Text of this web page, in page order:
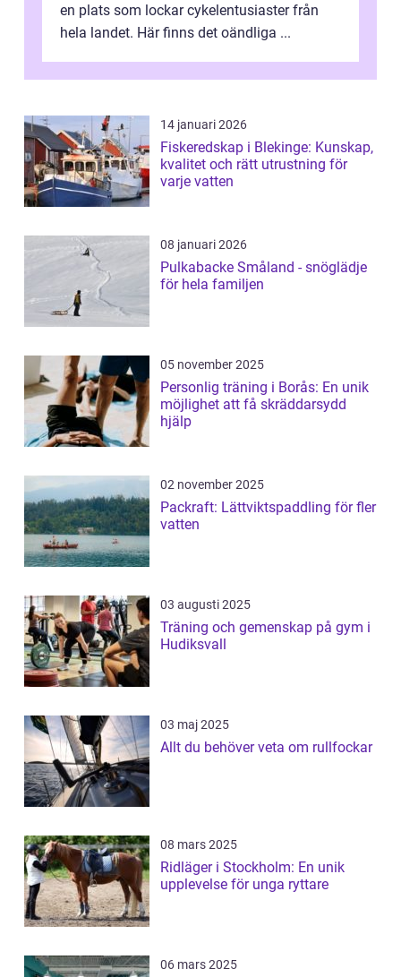
en plats som lockar cykelentusiaster från
hela landet. Här finns det oändliga ...
14 januari 2026
Fiskeredskap i Blekinge: Kunskap,
kvalitet och rätt utrustning för
varje vatten
08 januari 2026
Pulkabacke Småland - snöglädje
för hela familjen
05 november 2025
Personlig träning i Borås: En unik
möjlighet att få skräddarsydd
hjälp
02 november 2025
Packraft: Lättviktspaddling för fler
vatten
03 augusti 2025
Träning och gemenskap på gym i
Hudiksvall
03 maj 2025
Allt du behöver veta om rullfockar
08 mars 2025
Ridläger i Stockholm: En unik
upplevelse för unga ryttare
06 mars 2025